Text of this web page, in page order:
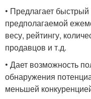
• Предлагает быстрый
предполагаемой
весу, рейтингу,
продавцов и т.д.
• Дает возможность
обнаружения
меньшей